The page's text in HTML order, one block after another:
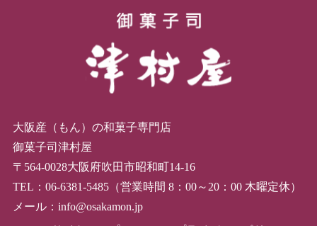
大阪産（もん）の和菓子専門店
御菓子司津村屋
〒564-0028大阪府吹田市昭和町14-16
TEL：06-6381-5485（営業時間 8：00～20：00 木曜定休）
メール：info@osakamon.jp